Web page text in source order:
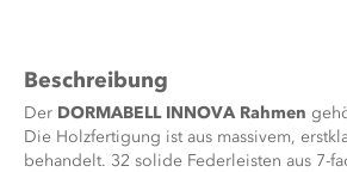
springen
Beschreibung
Der DORMABELL INNOVA Rahmen
Die Holzfertigung ist aus massivem,
behandelt. 32 solide Federleisten aus 7-